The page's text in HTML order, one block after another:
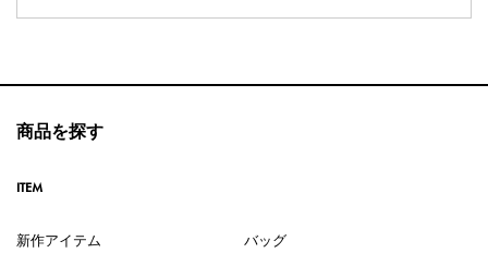
商品を探す
ITEM
新作アイテム バッグ